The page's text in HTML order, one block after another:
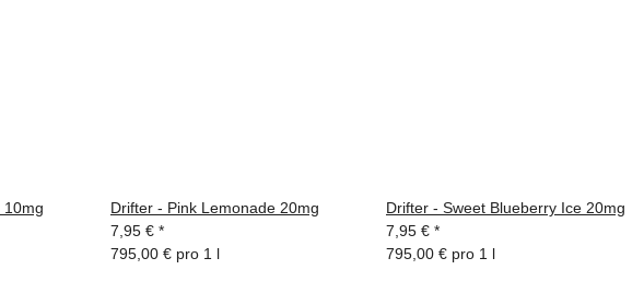
10mg
Drifter - Pink Lemonade 20mg
7,95 € *
795,00 € pro 1 l
Drifter - Sweet Blueberry Ice 20mg
7,95 € *
795,00 € pro 1 l